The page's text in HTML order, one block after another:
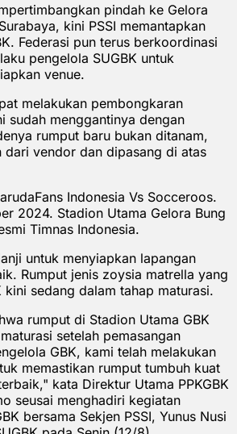
pindah ke Gelora
kini PSSI memantapkan
Federasi pun terus berkoordinasi
pengelola SUGBK untuk
venue.
melakukan pembongkaran
sudah menggantinya dengan
rumput baru bukan ditanam,
dari vendor dan dipasang di atas
Indonesia Vs Socceroos.
2024. Stadion Utama Gelora Bung
Timnas Indonesia.
untuk menyiapkan lapangan
Rumput jenis zoysia matrella yang
kini sedang dalam tahap maturasi.
rumput di Stadion Utama GBK
setelah pemasangan
GBK, kami telah melakukan
memastikan rumput tumbuh kuat
kata Direktur Utama PPKGBK
seusai menghadiri kegiatan
bersama Sekjen PSSI, Yunus Nusi